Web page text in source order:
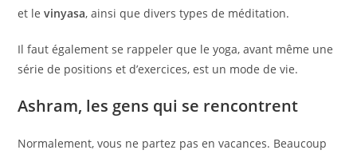
et levinyasa, ainsi que divers types de méditation.
Il faut également se rappeler que le yoga, avant même une
série de positions et d’exercices, est un mode de vie.
Ashram, les gens qui se rencontrent
Normalement, vous ne partez pas en vacances. Beaucoup